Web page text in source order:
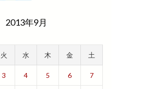
2013年9月
火 水 木 金 土
3 4 5 6 7